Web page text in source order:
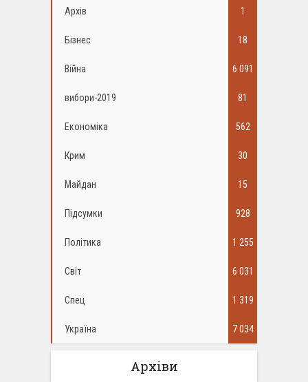
Архів 1
Бізнес 18
Війна 6 091
вибори-2019 81
Економіка 562
Крим 30
Майдан 15
Підсумки 928
Політика 1 255
Світ 6 031
Спец 1 319
Україна 7 034
Архіви